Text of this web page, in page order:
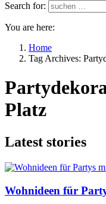
Search for:
You are here:
Home
Tag Archives:
Platz
Latest stories
Wohnideen für